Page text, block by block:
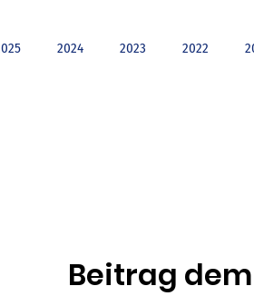
2024 2023 2022
Beitrag